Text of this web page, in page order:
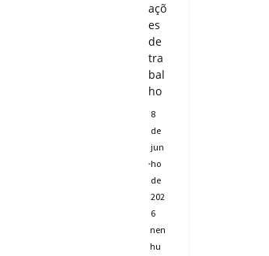
açõ
es
de
tra
bal
ho
8
de
jun
ho
de
202
6
nen
hu